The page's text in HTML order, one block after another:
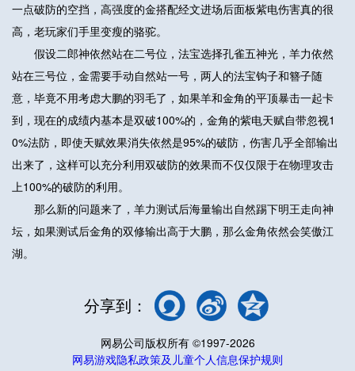
一点破防的空挡，高强度的金搭配经文进场后面板紫电伤害真的很
高，老玩家们手里变瘦的骆驼。
假设二郎神依然站在二号位，法宝选择孔雀五神光，羊力依然
站在三号位，金需要手动自然站一号，两人的法宝钩子和簪子随
意，毕竟不用考虑大鹏的羽毛了，如果羊和金角的平顶暴击一起卡
到，现在的成绩内基本是双破100%的，金角的紫电天赋自带忽视1
0%法防，即使天赋效果消失依然是95%的破防，伤害几乎全部输出
出来了，这样可以充分利用双破防的效果而不仅仅限于在物理攻击
上100%的破防的利用。
那么新的问题来了，羊力测试后海量输出自然踢下明王走向神
坛，如果测试后金角的双修输出高于大鹏，那么金角依然会笑傲江
湖。
分享到：
网易公司版权所有 ©1997-2026
网易游戏隐私政策及儿童个人信息保护规则